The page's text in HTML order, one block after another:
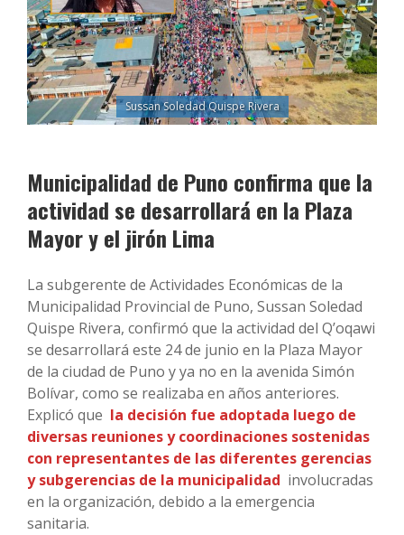
Sussan Soledad Quispe Rivera
Municipalidad de Puno confirma que la
actividad se desarrollará en la Plaza
Mayor y el jirón Lima
La subgerente de Actividades Económicas de la
Municipalidad Provincial de Puno, Sussan Soledad
Quispe Rivera, confirmó que la actividad del Q’oqawi
se desarrollará este 24 de junio en la Plaza Mayor
de la ciudad de Puno y ya no en la avenida Simón
Bolívar, como se realizaba en años anteriores.
Explicó que la decisión fue adoptada luego de
diversas reuniones y coordinaciones sostenidas
con representantes de las diferentes gerencias
y subgerencias de la municipalidad involucradas
en la organización, debido a la emergencia
sanitaria.